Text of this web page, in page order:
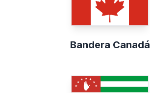
Bandera Canadá